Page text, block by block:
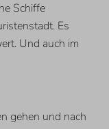
Schiffe
Es
Und auch im
gehen und nach